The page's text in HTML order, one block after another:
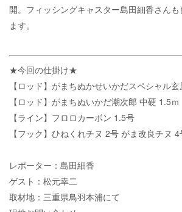
開。フィッシングキャスター島田細香さん
ます。
★今回の仕掛け★
【ロッド】がまちぬかせいかだスペシャル
【ロッド】がまちぬいかだ潮次郎 中硬 1.5ｍ
【ライン】フロロカーボン 1.5号
【フック】ひねくれチヌ 2号 がま改良チヌ 4
レポーター：島田細香
ゲスト：松元幸二
取材地：三重県鳥羽本浦にて